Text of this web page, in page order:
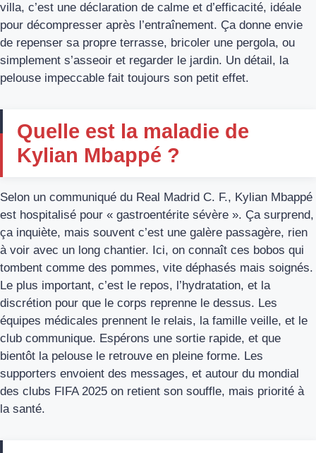
villa, c’est une déclaration de calme et d’efficacité, idéale
pour décompresser après l’entraînement. Ça donne envie
de repenser sa propre terrasse, bricoler une pergola, ou
simplement s’asseoir et regarder le jardin. Un détail, la
pelouse impeccable fait toujours son petit effet.
Quelle est la maladie de
Kylian Mbappé ?
Selon un communiqué du Real Madrid C. F., Kylian Mbappé
est hospitalisé pour « gastroentérite sévère ». Ça surprend,
ça inquiète, mais souvent c’est une galère passagère, rien
à voir avec un long chantier. Ici, on connaît ces bobos qui
tombent comme des pommes, vite déphasés mais soignés.
Le plus important, c’est le repos, l’hydratation, et la
discrétion pour que le corps reprenne le dessus. Les
équipes médicales prennent le relais, la famille veille, et le
club communique. Espérons une sortie rapide, et que
bientôt la pelouse le retrouve en pleine forme. Les
supporters envoient des messages, et autour du mondial
des clubs FIFA 2025 on retient son souffle, mais priorité à
la santé.